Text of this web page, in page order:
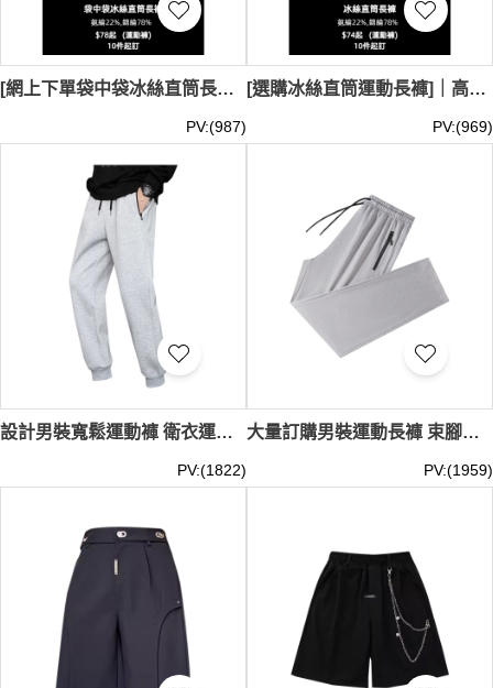
[網上下單袋中袋冰絲直筒長褲]｜內藏口袋 寬鬆褲腳設計｜現貨主推｜運動冰絲直筒褲 CF51685-1T3-SKSP076
PV:(987)
[選購冰絲直筒運動長褲]｜高彈褲頭 簡約褲腳設計｜現貨主推｜運動褲專門店 CF51017-1T3-SKSP075
PV:(969)
設計男裝寬鬆運動褲 衛衣運動長褲 拉鏈袋口 直腳運動長褲 休閒運動褲 SKSP074
PV:(1822)
大量訂購男裝運動長褲 束腳運動褲 拉鏈一字袋口 橡筋腰圍 SKSP073
PV:(1959)